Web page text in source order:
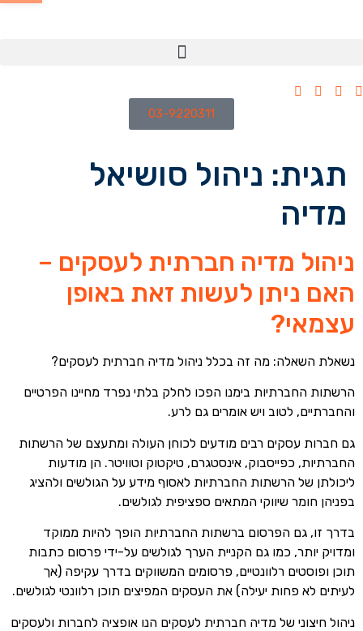
03-9220311
תגית: ניהול סושיאל
מדיה
ניהול מדיה חברתית לעסקים –
האם ניתן לעשות זאת באופן
עצמאי?
נשאלת השאלה: מה זה בכלל ניהול מדיה חברתית לעסקים?
הרשתות החברתיות בימנו הפכו לחלק בלתי נפרד מחיינו הפרטיים
והחברתיים, לטוב ויש אומרים גם לרע.
גם חברות עסקים רבים מודעים לכוחן העולה ומתעצם של הרשתות
החברתיות, כפייסבוק, אינסטגרם, טיקטוק וטוויטר. הן מודעות
ליכולתן של הרשתות החברתיות לאסוף מידע על הגולשים ולהציג
בפניהן חומר שיווקי המתאים ספציפית לגולשים.
בדרך זו, גם הפרסום ברשתות החברתיות הופך להיות ממוקד
ומדויק יותר, כמו גם הקניית הערך לגולשים על-ידי פרסום כתבות
תוכן ופוסטים רלוונטיים, פרסומים המשווקים בדרך עקיפה (אך
לעיתים לא פחות יעילה) את העסקים המפיצים תוכן רלוונטי לגולשים.
ניהול חיצוני של מדיה חברתית לעסקים הנו אופציה לחברות ולעסקים